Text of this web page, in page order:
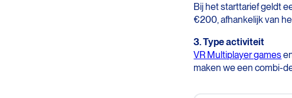
Bij het starttarief geldt
€200, afhankelijk van
3. Type activiteit
VR Multiplayer games
maken we een combi-